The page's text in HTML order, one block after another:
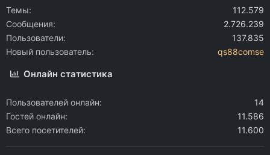
Темы
112.579
Сообщения
2.726.239
Пользователи
137.835
Новый пользователь
qs88comse
Онлайн статистика
Пользователей онлайн
14
Гостей онлайн
11.586
Всего посетителей
11.600